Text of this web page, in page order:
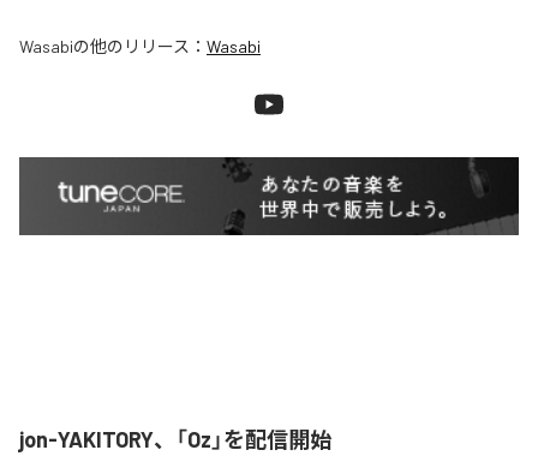
Wasabiの他のリリース： Wasabi
jon-YAKITORY、「Oz」を配信開始